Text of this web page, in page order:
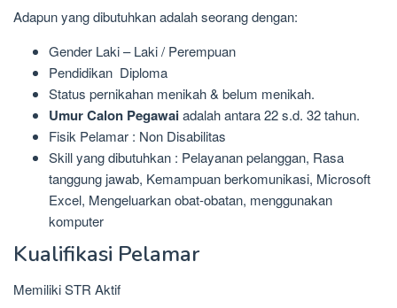
Adapun yang dibutuhkan adalah seorang dengan:
Gender Laki – Laki / Perempuan
Pendidikan Diploma
Status pernikahan menikah & belum menikah.
Umur Calon Pegawaiadalah antara 22 s.d. 32 tahun.
Fisik Pelamar : Non Disabilitas
Skill yang dibutuhkan : Pelayanan pelanggan, Rasa
tanggung jawab, Kemampuan berkomunikasi, Microsoft
Excel, Mengeluarkan obat-obatan, menggunakan
komputer
Kualifikasi Pelamar
Memiliki STR Aktif